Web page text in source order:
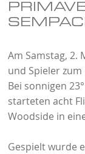
Am Samstag, 2.
und Spieler
Bei sonnigen
starteten acht
Woodside in
Gespielt wurde